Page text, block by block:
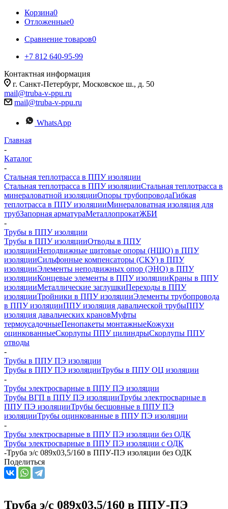
Корзина0
Отложенные0
Сравнение товаров0
+7 812 640-95-99
Контактная информация
г. Санкт-Петербург, Московское ш., д. 50
mail@truba-v-ppu.ru
mail@truba-v-ppu.ru
WhatsApp
Главная
-
Каталог
-
Стальная теплотрасса в ППУ изоляции
Стальная теплотрасса в ППУ изоляцииСтальная теплотрасса в
минераловатной изоляцииОпоры трубопроводаГибкая
теплотрасса в ППУ изоляцииМинераловатная изоляция для
трубЗапорная арматураМеталлопрокатЖБИ
-
Трубы в ППУ изоляции
Трубы в ППУ изоляцииОтводы в ППУ
изоляцииНеподвижные щитовые опоры (НЩО) в ППУ
изоляцииCильфонные компенсаторы (СКУ) в ППУ
изоляцииЭлементы неподвижных опор (ЭНО) в ППУ
изоляцииКонцевые элементы в ППУ изоляцииКраны в ППУ
изоляцииМеталлические заглушкиПереходы в ППУ
изоляцииТройники в ППУ изоляцииЭлементы трубопровода
в ППУ изоляцииППУ изоляция давальческой трубыППУ
изоляция давальческих крановМуфты
термоусадочныеПенопакеты монтажныеКожухи
оцинкованныеСкорлупы ППУ цилиндрыСкорлупы ППУ
отводы
-
Трубы в ППУ ПЭ изоляции
Трубы в ППУ ПЭ изоляцииТрубы в ППУ ОЦ изоляции
-
Трубы электросварные в ППУ ПЭ изоляции
Трубы ВГП в ППУ ПЭ изоляцииТрубы электросварные в
ППУ ПЭ изоляцииТрубы бесшовные в ППУ ПЭ
изоляцииТрубы оцинкованные в ППУ ПЭ изоляции
-
Трубы электросварные в ППУ ПЭ изоляции без ОДК
Трубы электросварные в ППУ ПЭ изоляции с ОДК
-Труба э/с 089х03,5/160 в ППУ-ПЭ изоляции без ОДК
Поделиться
Труба э/с 089х03,5/160 в ППУ-ПЭ